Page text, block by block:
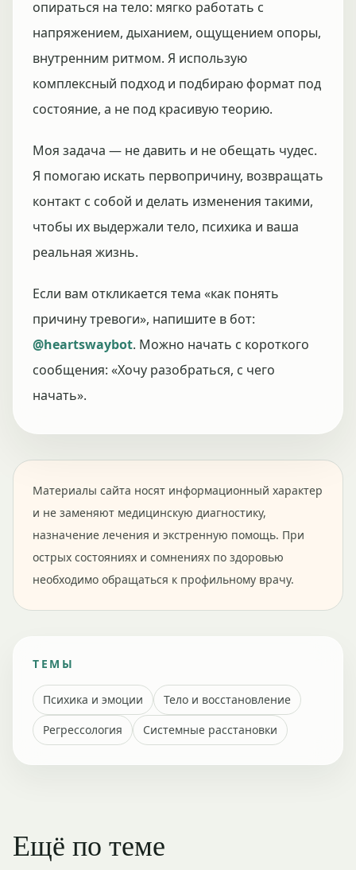
опираться на тело: мягко работать с
напряжением, дыханием, ощущением опоры,
внутренним ритмом. Я использую
комплексный подход и подбираю формат под
состояние, а не под красивую теорию.
Моя задача — не давить и не обещать чудес.
Я помогаю искать первопричину, возвращать
контакт с собой и делать изменения такими,
чтобы их выдержали тело, психика и ваша
реальная жизнь.
Если вам откликается тема «как понять
причину тревоги», напишите в бот:
@heartswaybot. Можно начать с короткого
сообщения: «Хочу разобраться, с чего
начать».
Материалы сайта носят информационный характер
и не заменяют медицинскую диагностику,
назначение лечения и экстренную помощь. При
острых состояниях и сомнениях по здоровью
необходимо обращаться к профильному врачу.
ТЕМЫ
Психика и эмоции
Тело и восстановление
Регрессология
Системные расстановки
Ещё по теме